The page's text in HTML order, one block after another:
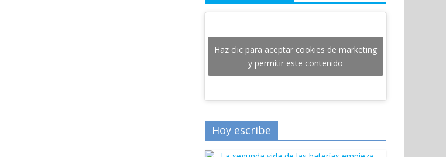
Haz clic para aceptar cookies de marketing
y permitir este contenido
Hoy escribe